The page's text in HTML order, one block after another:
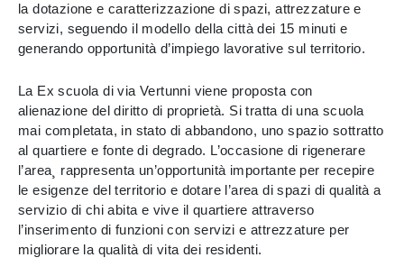
la dotazione e caratterizzazione di spazi, attrezzature e
servizi, seguendo il modello della città dei 15 minuti e
generando opportunità d’impiego lavorative sul territorio.
La Ex scuola di via Vertunni viene proposta con
alienazione del diritto di proprietà. Si tratta di una scuola
mai completata, in stato di abbandono, uno spazio sottratto
al quartiere e fonte di degrado. L’occasione di rigenerare
l’area¸ rappresenta un’opportunità importante per recepire
le esigenze del territorio e dotare l’area di spazi di qualità a
servizio di chi abita e vive il quartiere attraverso
l’inserimento di funzioni con servizi e attrezzature per
migliorare la qualità di vita dei residenti.